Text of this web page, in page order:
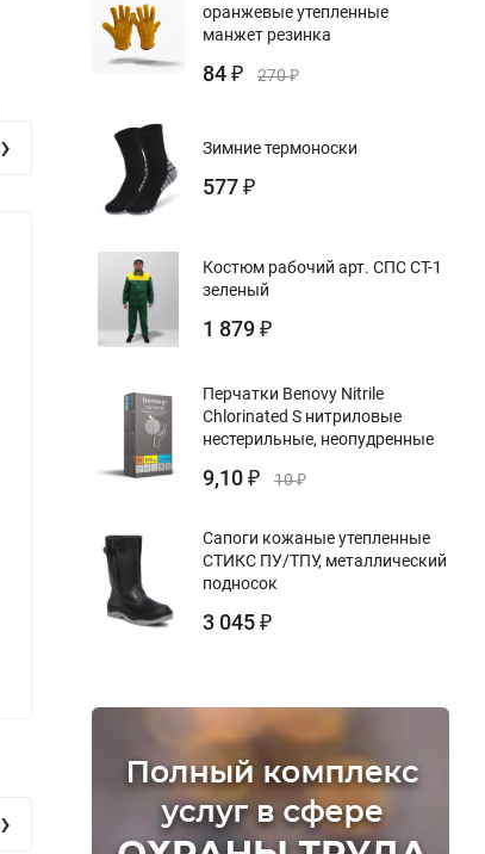
Журнал заявок
›
›
оранжевые утепленные
манжет резинка
84 ₽ 270₽
Зимние термоноски
577 ₽
Костюм рабочий арт. СПС СТ-1
зеленый
1 879 ₽
Перчатки Benovy Nitrile
Chlorinated S нитриловые
нестерильные, неопудренные
9,10 ₽ 10₽
Сапоги кожаные утепленные
СТИКС ПУ/ТПУ, металлический
подносок
3 045 ₽